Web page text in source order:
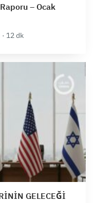
– Ocak
12 dk
GELECEĞİ